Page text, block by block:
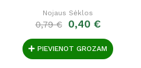
Nojaus Sėklos
0,79 € 0,40 €
PIEVIENOT GROZAM